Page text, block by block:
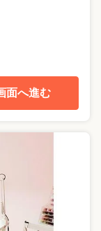
面へ進む